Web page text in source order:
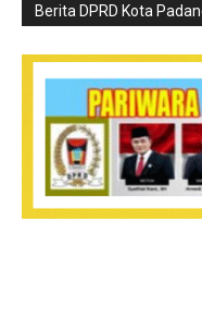
Berita DPRD Kota